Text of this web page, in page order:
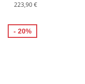
223,90 €
- 20%